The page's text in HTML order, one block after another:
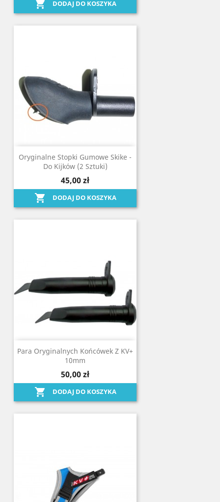
 DODAJ DO KOSZYKA
Oryginalne Stopki Gumowe Skike -
Do Kijków (2 Sztuki)
45,00 zł
 DODAJ DO KOSZYKA
Para Oryginalnych Końcówek Z KV+
10mm
50,00 zł
 DODAJ DO KOSZYKA